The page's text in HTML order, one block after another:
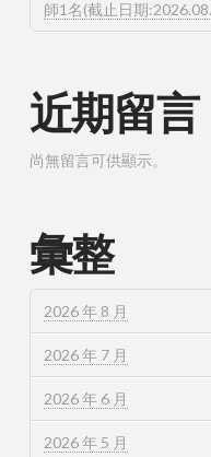
師1名(截止日期
近期留言
尚無留言可供顯示。
彙整
2026 年 8 月
2026 年 7 月
2026 年 6 月
2026 年 5 月